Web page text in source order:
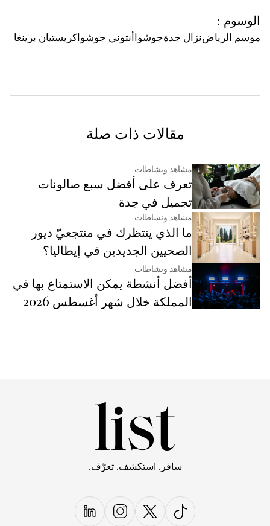
الوسوم :
موسم الرياضنزال جدةجوشوا أنتوني جوشوا كريستيان برينغا
مقالات ذات صلة
مشاهد ونشاطات
تعرف على أفضل سبع صالونات
تجميل في جدة
مشاهد ونشاطات
ما الذي ينتظرك في منتجعيّ ديور
الصحيين الجديدين في إيطاليا؟
مشاهد ونشاطات
أفضل أنشطة يمكن الاستمتاع بها في
المملكة خلال شهر أغسطس 2026
سافر. استكشف. تعرَّف.